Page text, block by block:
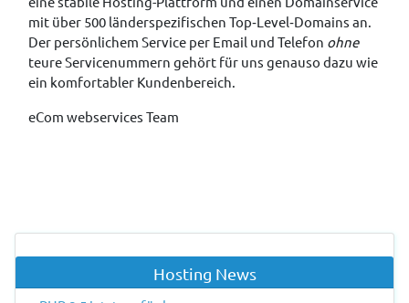
mit über 500 länderspezifischen Top‐Level‐Domains an.
Der persönlichem Service per Email und Telefon ohne
teure Servicenummern gehört für uns genauso dazu wie
ein komfortabler Kundenbereich.
eCom webservices Team
Hosting News